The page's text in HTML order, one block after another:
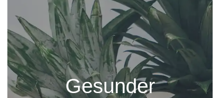
Gesunder